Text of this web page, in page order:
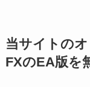
当サイトの
FXのEA版を